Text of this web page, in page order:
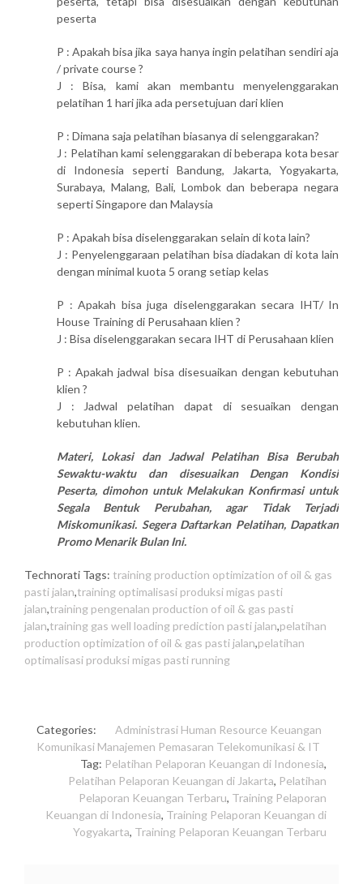
peserta
P : Apakah bisa jika saya hanya ingin pelatihan sendiri aja
/ private course ?
J : Bisa, kami akan membantu menyelenggarakan
pelatihan 1 hari jika ada persetujuan dari klien
P : Dimana saja pelatihan biasanya di selenggarakan?
J : Pelatihan kami selenggarakan di beberapa kota besar
di Indonesia seperti Bandung, Jakarta, Yogyakarta,
Surabaya, Malang, Bali, Lombok dan beberapa negara
seperti Singapore dan Malaysia
P : Apakah bisa diselenggarakan selain di kota lain?
J : Penyelenggaraan pelatihan bisa diadakan di kota lain
dengan minimal kuota 5 orang setiap kelas
P : Apakah bisa juga diselenggarakan secara IHT/ In
House Training di Perusahaan klien ?
J : Bisa diselenggarakan secara IHT di Perusahaan klien
P : Apakah jadwal bisa disesuaikan dengan kebutuhan
klien ?
J : Jadwal pelatihan dapat di sesuaikan dengan
kebutuhan klien.
Materi, Lokasi dan Jadwal Pelatihan Bisa Berubah
Sewaktu-waktu dan disesuaikan Dengan Kondisi
Peserta, dimohon untuk Melakukan Konfirmasi untuk
Segala Bentuk Perubahan, agar Tidak Terjadi
Miskomunikasi. Segera Daftarkan Pelatihan, Dapatkan
Promo Menarik Bulan Ini.
Technorati Tags: training production optimization of oil & gas
pasti jalan,training optimalisasi produksi migas pasti
jalan,training pengenalan production of oil & gas pasti
jalan,training gas well loading prediction pasti jalan,pelatihan
production optimization of oil & gas pasti jalan,pelatihan
optimalisasi produksi migas pasti running
Categories: Administrasi Human Resource Keuangan
Komunikasi Manajemen Pemasaran Telekomunikasi & IT
Tag: Pelatihan Pelaporan Keuangan di Indonesia,
Pelatihan Pelaporan Keuangan di Jakarta, Pelatihan
Pelaporan Keuangan Terbaru, Training Pelaporan
Keuangan di Indonesia, Training Pelaporan Keuangan di
Yogyakarta, Training Pelaporan Keuangan Terbaru